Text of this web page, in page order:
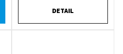
DETAIL